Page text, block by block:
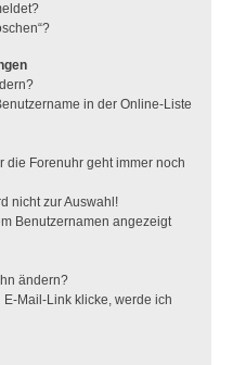
in der Online-Liste
die Forenuhr geht immer noch
nicht zur Auswahl!
Benutzernamen angezeigt
ändern?
Mail-Link klicke, werde ich